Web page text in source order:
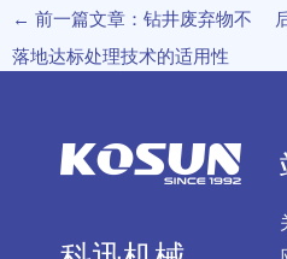
← 前一篇文章：钻井废弃物不
落地达标处理技术的适用性